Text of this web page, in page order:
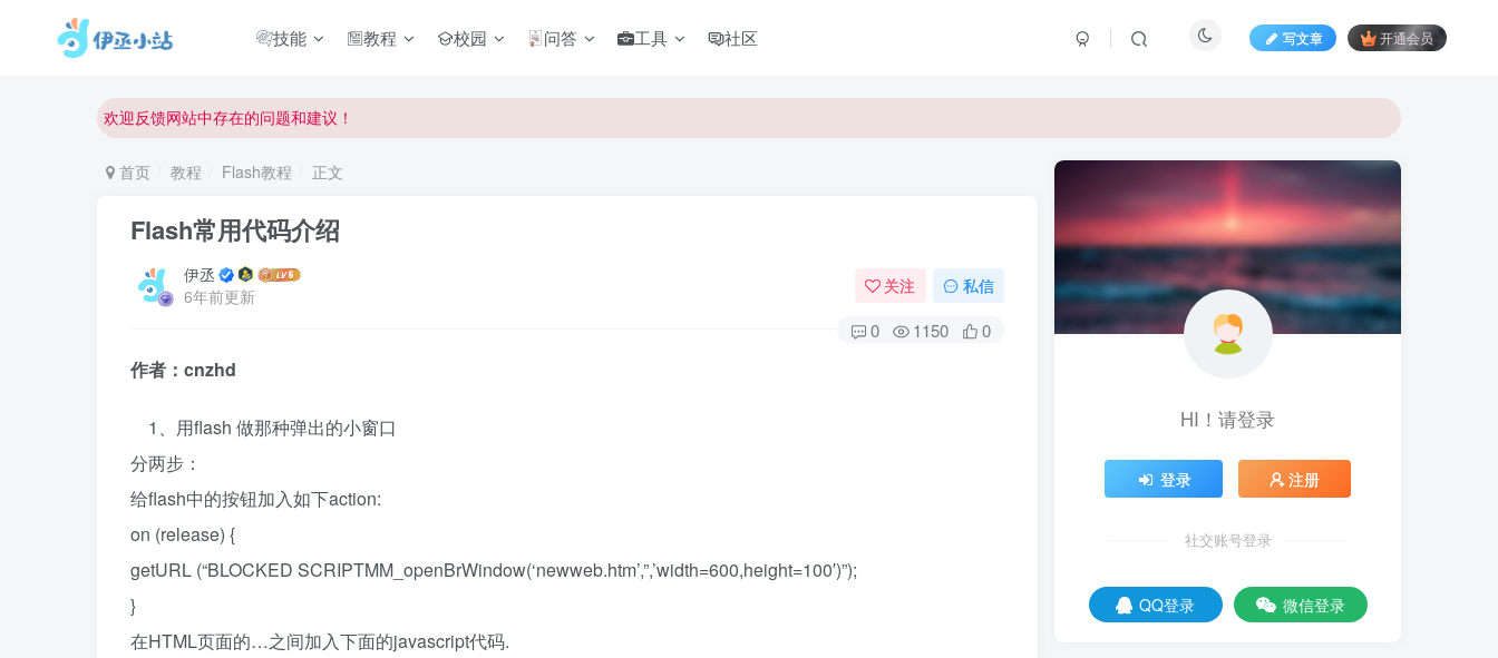
技能 教程 校园 问答 工具 社区 写文章 开通会员
仅需三步，快速投稿，实现知识变现！
欢迎访问伊丞小站！
首页 教程 Flash教程 正文
Flash常用代码介绍
伊丞
6年前更新
关注 私信
0 1150 0
作者：cnzhd
1、用flash 做那种弹出的小窗口
分两步：
给flash中的按钮加入如下action:
on (release) {
getURL (“BLOCKED SCRIPTMM_openBrWindow(‘newweb.htm’,”,’width=600,height=100′)”);
}
在HTML页面的…之间加入下面的javascript代码.
HI！请登录
登录 注册
社交账号登录
QQ登录 微信登录